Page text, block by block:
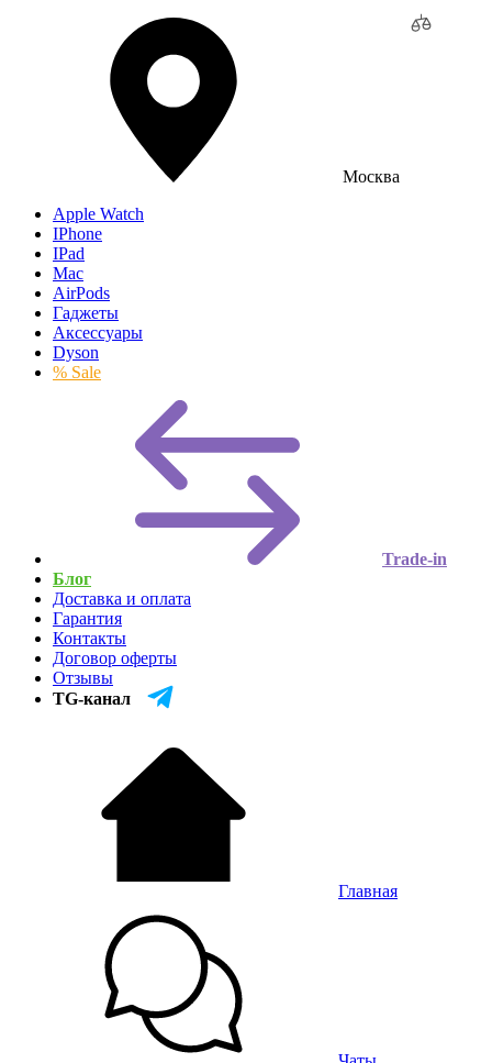
Москва
Apple Watch
IPhone
IPad
Mac
AirPods
Гаджеты
Аксессуары
Dyson
% Sale
Trade-in
Блог
Доставка и оплата
Гарантия
Контакты
Договор оферты
Отзывы
TG-канал
Главная